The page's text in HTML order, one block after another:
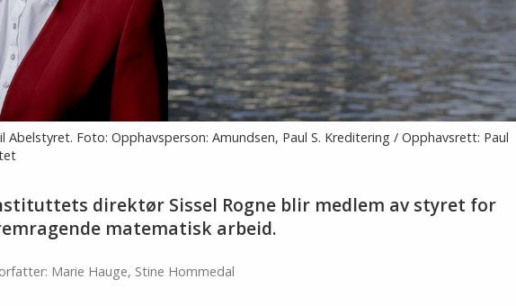
Foto: Opphavsperson: Amundsen, Paul S. Kreditering / Opphavsrett: Paul
direktør Sissel Rogne blir medlem av styret for
matematisk arbeid.
Marie Hauge, Stine Hommedal